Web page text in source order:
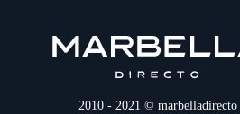
2010 - 2021 © marbelladirecto